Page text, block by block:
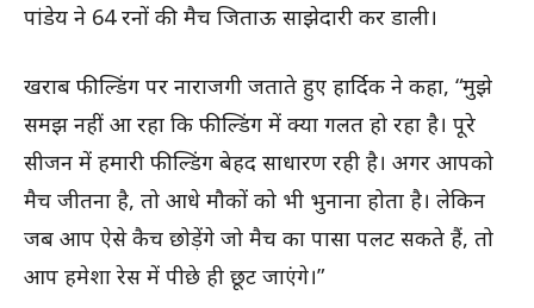
पांडेय ने 64 रनों की मैच जिताऊ साझेदारी कर डाली।
खराब फील्डिंग पर नाराजगी जताते हुए हार्दिक ने कहा, “मुझे
समझ नहीं आ रहा कि फील्डिंग में क्या गलत हो रहा है। पूरे
सीजन में हमारी फील्डिंग बेहद साधारण रही है। अगर आपको
मैच जीतना है, तो आधे मौकों को भी भुनाना होता है। लेकिन
जब आप ऐसे कैच छोड़ेंगे जो मैच का पासा पलट सकते हैं, तो
आप हमेशा रेस में पीछे ही छूट जाएंगे।”